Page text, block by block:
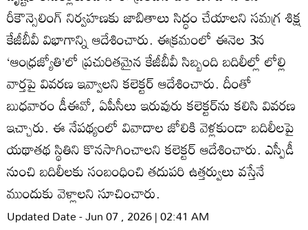
రీకౌన్సెలింగ్‌ నిర్వహణకు జాబితాలు సిద్ధం చేయాలని సమగ్ర శిక్ష
కేజీబీవీ విభాగాన్ని ఆదేశించారు. ఈక్రమంలో ఈనెల 3న
‘ఆంధ్రజ్యోతి’లో ప్రచురితమైన కేజీబీవీ సిబ్బంది బదిలీల్లో లోల్లి
వార్తపై వివరణ ఇవ్వాలని కలెక్టర్‌ ఆదేశించారు. దీంతో
బుధవారం డీఈవో, ఏపీసీలు ఇరువురు కలెక్టర్‌ను కలిసి వివరణ
ఇచ్చారు. ఈ నేపథ్యంలో వివాదాల జోలికి వెళ్లకుండా బదిలీలపై
యథాతథ స్థితిని కొనసాగించాలని కలెక్టర్‌ ఆదేశించారు. ఎస్పీడీ
నుంచి బదిలీలకు సంబంధించి తదుపరి ఉత్తర్వులు వస్తేనే
ముందుకు వెళ్లాలని సూచించారు.
Updated Date - Jun 07 , 2026 | 02:41 AM